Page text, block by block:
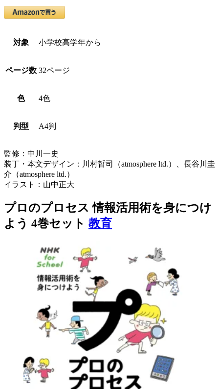
対象 小学校高学年から
ページ数 32ページ
色 4色
判型 A4判
監修：中川一史
装丁・本文デザイン：川村哲司（atmosphere ltd.）、長谷川圭
介（atmosphere ltd.）
イラスト：山中正大
プロのプロセス 情報活用術を身につけ
よう 4巻セット 教育